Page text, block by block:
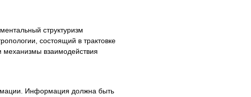
структуризм
состоящий в трактовке
взаимодействия
Информация должна быть